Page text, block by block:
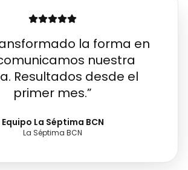
la forma en
nuestra
Resultados desde el
primer mes.”
Equipo La Séptima BCN
La Séptima BCN